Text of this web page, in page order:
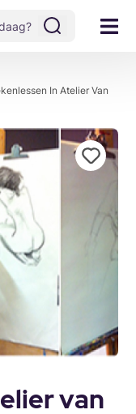
In Atelier Van
van